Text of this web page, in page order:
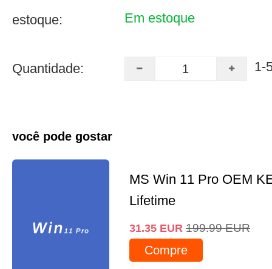
estoque: Em estoque
Quantidade: 1-
você pode gostar
MS Win 11 Pro OEM
Lifetime
31.35 EUR 199.99 EUR
Compre